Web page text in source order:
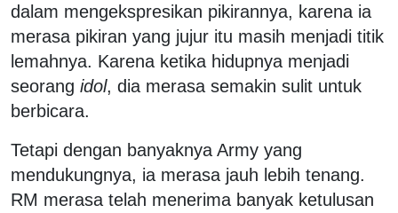
dalam mengekspresikan pikirannya, karena ia
merasa pikiran yang jujur itu masih menjadi titik
lemahnya. Karena ketika hidupnya menjadi
seorang idol, dia merasa semakin sulit untuk
berbicara.
Tetapi dengan banyaknya Army yang
mendukungnya, ia merasa jauh lebih tenang.
RM merasa telah menerima banyak ketulusan